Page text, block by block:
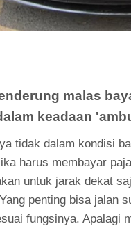
malas
keadaan
tidak dalam kondisi
harus membayar
untuk jarak dekat
penting bisa jalan
fungsinya. Apalagi